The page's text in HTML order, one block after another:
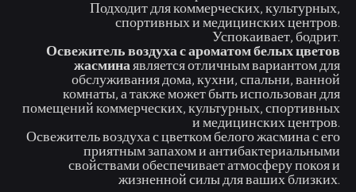
Подходит для коммерческих, культурных,
спортивных и медицинских центров.
Успокаивает, бодрит.
Освежитель воздуха с ароматом белых цветов
жасминаявляется отличным вариантом для
обслуживания дома, кухни, спальни, ванной
комнаты, а также может быть использован для
помещений коммерческих, культурных, спортивных
и медицинских центров.
Освежитель воздуха с цветком белого жасмина с его
приятным запахом и антибактериальными
свойствами обеспечивает атмосферу покоя и
жизненной силы для ваших близких.